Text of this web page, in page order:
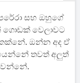
සහ ඔහුගේ
වෙලාවට
ඔන්න අද ඒ
තවත් අලුත්